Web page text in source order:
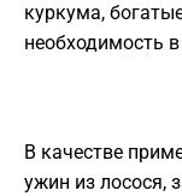
куркума,
необходимость
В качестве
ужин из лосося,